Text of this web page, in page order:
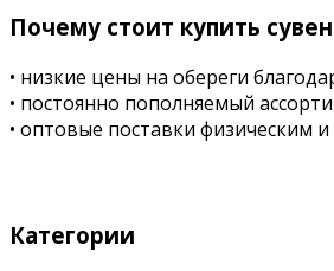
Почему стоит купить
• низкие цены на обереги
• постоянно пополняемый
• оптовые поставки физическим
Категории